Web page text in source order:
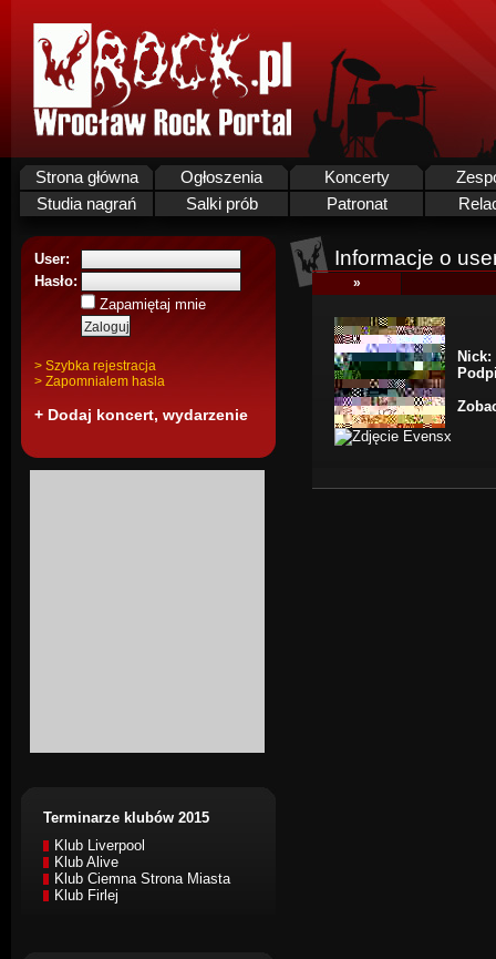
Strona główna Ogłoszenia Koncerty
Studia nagrań
Salki prób Patronat
User:
Hasło:
Zapamiętaj mnie
> Szybka rejestracja
> Zapomnialem hasla
+ Dodaj koncert, wydarzenie
Terminarze klubów 2015
Klub Liverpool
Klub Alive
Klub Ciemna Strona Miasta
Klub Firlej
Informacje o
»
Nick: